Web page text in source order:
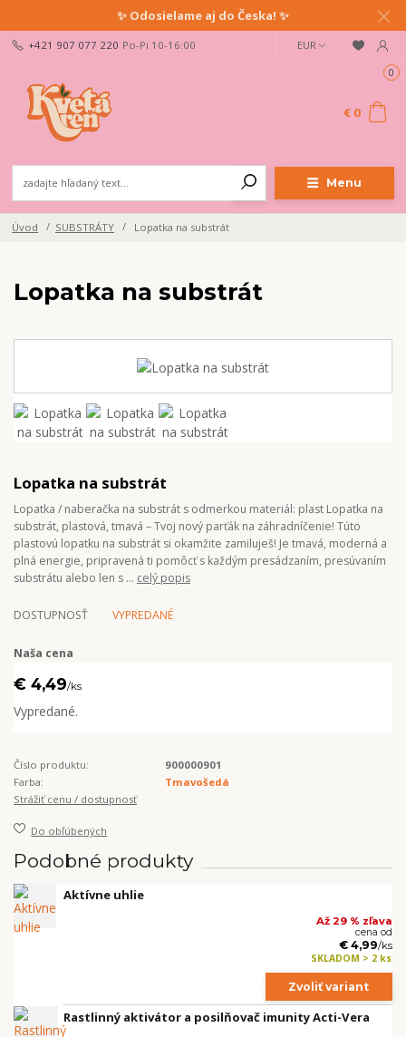
✨ Odosielame aj do Česka! ✨
Menu
EUR
+421 907 077 220 Po-Pi 10-16:00
0
€ 0
Úvod SUBSTRÁTY Lopatka na substrát
Lopatka na substrát
Lopatka na substrát
Lopatka / naberačka na substrát s odmerkou materiál: plast Lopatka na
substrát, plastová, tmavá – Tvoj nový parťák na záhradníčenie! Túto
plastovú lopatku na substrát si okamžite zamiluješ! Je tmavá, moderná a
plná energie, pripravená ti pomôcť s každým presádzaním, presúvaním
substrátu alebo len s ... celý popis
DOSTUPNOSŤ VYPREDANÉ
Naša cena
€ 4,49/ks
Vypredané.
Číslo produktu:
900000901
Farba:
Tmavošedá
Strážiť cenu / dostupnosť
Do obľúbených
Podobné produkty
Aktívne uhlie
Až 29 % zľava
cena od
€ 4,99/ks
SKLADOM > 2 ks
Zvoliť variant
Rastlinný aktivátor a posilňovač imunity Acti-Vera